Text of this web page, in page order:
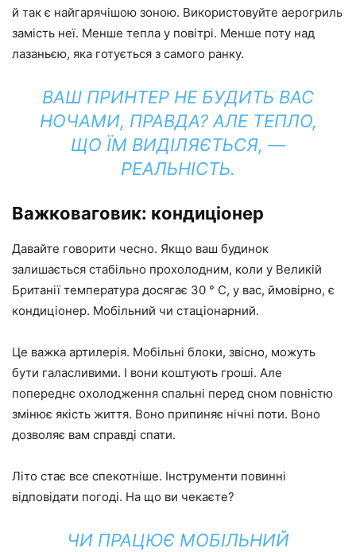
й так є найгарячішою зоною. Використовуйте аерогриль
замість неї. Менше тепла у повітрі. Менше поту над
лазаньєю, яка готується з самого ранку.
ВАШ ПРИНТЕР НЕ БУДИТЬ ВАС
НОЧАМИ, ПРАВДА? АЛЕ ТЕПЛО,
ЩО ЇМ ВИДІЛЯЄТЬСЯ, —
РЕАЛЬНІСТЬ.
Важковаговик: кондиціонер
Давайте говорити чесно. Якщо ваш будинок
залишається стабільно прохолодним, коли у Великій
Британії температура досягає 30 ° C, у вас, ймовірно, є
кондиціонер. Мобільний чи стаціонарний.
Це важка артилерія. Мобільні блоки, звісно, ​​можуть
бути галасливими. І вони коштують гроші. Але
попереднє охолодження спальні перед сном повністю
змінює якість життя. Воно припиняє нічні поти. Воно
дозволяє вам справді спати.
Літо стає все спекотніше. Інструменти повинні
відповідати погоді. На що ви чекаєте?
ЧИ ПРАЦЮЄ МОБІЛЬНИЙ